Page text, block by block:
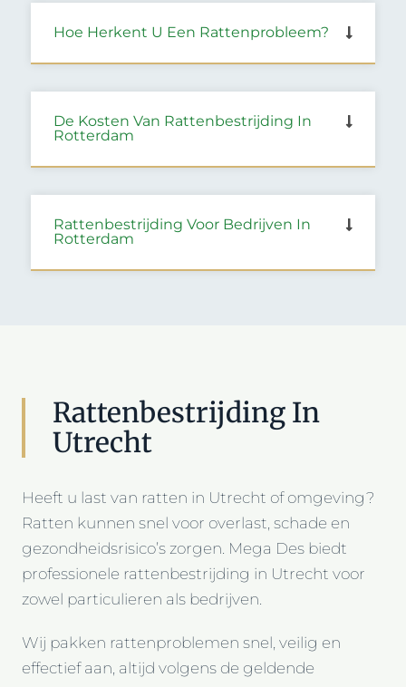
Hoe Herkent U Een Rattenprobleem?
De Kosten Van Rattenbestrijding In
Rotterdam
Rattenbestrijding Voor Bedrijven In
Rotterdam
Rattenbestrijding In
Utrecht
Heeft u last van ratten in Utrecht of omgeving?
Ratten kunnen snel voor overlast, schade en
gezondheidsrisico’s zorgen. Mega Des biedt
professionele rattenbestrijding in Utrecht voor
zowel particulieren als bedrijven.
Wij pakken rattenproblemen snel, veilig en
effectief aan, altijd volgens de geldende